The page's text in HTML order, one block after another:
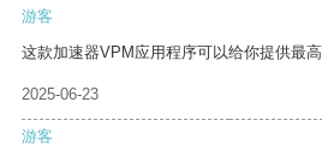
游客
这款加速器VPM应用程序可以给你提供最高
2025-06-23
游客